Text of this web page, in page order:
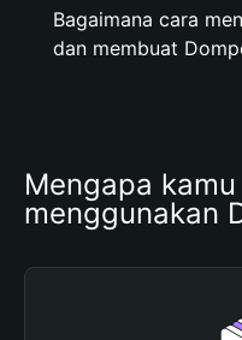
Bagaimana cara
dan membuat
Mengapa
menggunakan